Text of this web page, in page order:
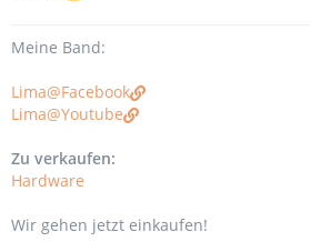
Meine Band:
Lima@Facebook
Lima@Youtube
Zu verkaufen:
Hardware
Wir gehen jetzt einkaufen!